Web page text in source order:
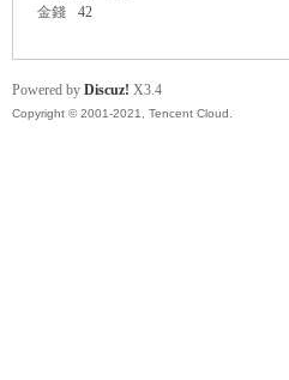
金錢
42
Powered by Discuz! X3.4
Copyright © 2001-2021, Tencent Cloud.